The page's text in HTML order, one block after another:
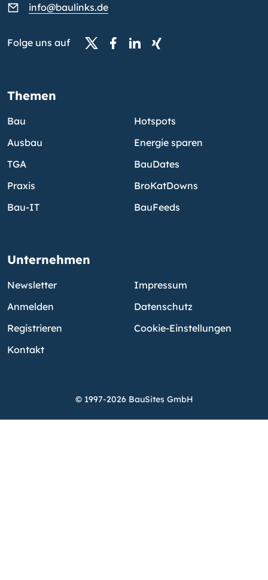
info@baulinks.de
Folge uns auf
Themen
Bau
Ausbau
TGA
Praxis
Bau-IT
Hotspots
Energie sparen
BauDates
BroKatDowns
BauFeeds
Unternehmen
Newsletter
Anmelden
Registrieren
Kontakt
Impressum
Datenschutz
Cookie-Einstellungen
© 1997-2026 BauSites GmbH